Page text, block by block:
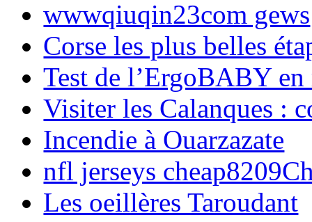
wwwqiuqin23com gews
Corse les plus belles
Test de l’ErgoBABY en
Visiter les Calanques :
Incendie à Ouarzazate
nfl jerseys
Les oeillères Taroudant